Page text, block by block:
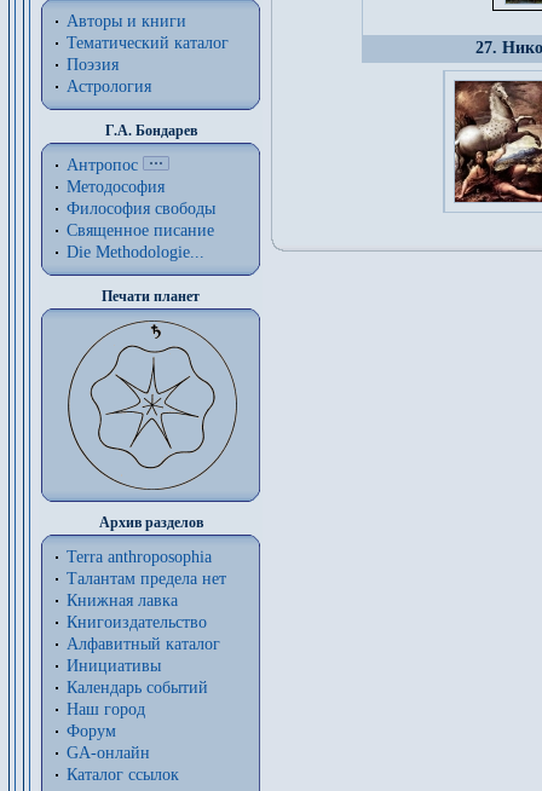
Авторы и книги
Тематический каталог
Поэзия
Астрология
Г.А. Бондарев
Антропос
Методософия
Философия cвободы
Священное писание
Die Methodologie...
Печати планет
Архив разделов
Terra anthroposophia
Талантам предела нет
Книжная лавка
Книгоиздательство
Алфавитный каталог
Инициативы
Календарь событий
Наш город
Форум
GA-онлайн
Каталог ссылок
27.